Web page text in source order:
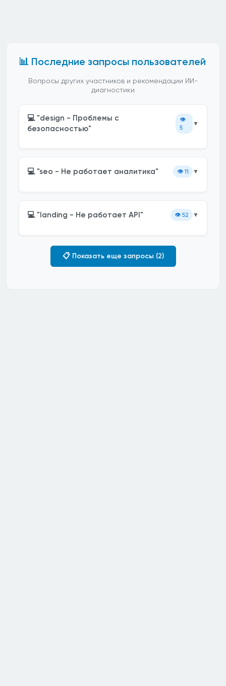
📊 Последние запросы пользователей
Вопросы других участников и рекомендации ИИ-
диагностики
💻 "design - Проблемы с
безопасностью"
👁️
5
▼
💻 "seo - Не работает аналитика" 👁️ 11 ▼
💻 "landing - Не работает API" 👁️ 52 ▼
📋 Показать еще запросы (2)